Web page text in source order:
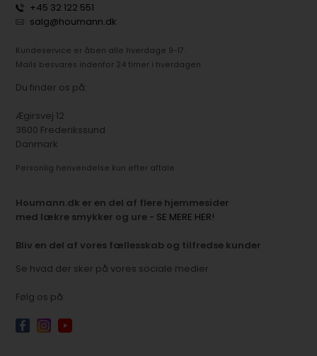
+45 32 122 551
salg@houmann.dk
Kundeservice er åben alle hverdage 9-17.
Mails besvares indenfor 24 timer i hverdagen
Du finder os på:
Ægirsvej 12
3600 Frederikssund
Danmark
Personlig henvendelse kun efter aftale
Houmann.dk er en del af flere hjemmesider
med lækre smykker og ure - SE MERE HER!
Bliv en del af vores fællesskab og tilfredse kunder
Se hvad der sker på vores sociale medier
Følg os på: